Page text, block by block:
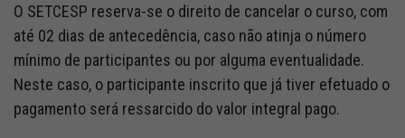
O SETCESP reserva-se o direito de cancelar o curso, com
até 02 dias de antecedência, caso não atinja o número
mínimo de participantes ou por alguma eventualidade.
Neste caso, o participante inscrito que já tiver efetuado o
pagamento será ressarcido do valor integral pago.